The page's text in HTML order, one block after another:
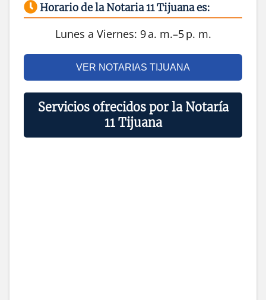
Horario de la Notaria 11 Tijuana es:
Lunes a Viernes: 9 a. m.–5 p. m.
VER NOTARIAS TIJUANA
Servicios ofrecidos por la Notaría
11 Tijuana